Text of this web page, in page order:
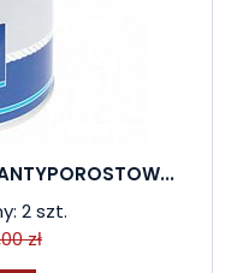
2 szt.
zł